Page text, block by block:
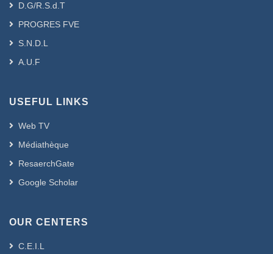
D.G/R.S.d.T
PROGRES FVE
S.N.D.L
A.U.F
USEFUL LINKS
Web TV
Médiathèque
ResaerchGate
Google Scholar
OUR CENTERS
C.E.I.L